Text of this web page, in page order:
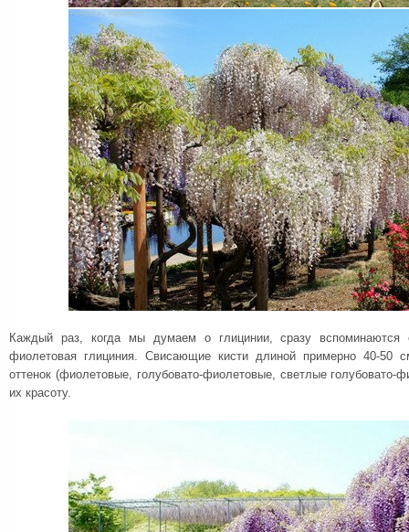
Каждый раз, когда мы думаем о глицинии, сразу
фиолетовая глициния. Свисающие кисти длиной примерно 40-50
оттенок (фиолетовые, голубовато-фиолетовые, светлые голубовато-
их красоту.